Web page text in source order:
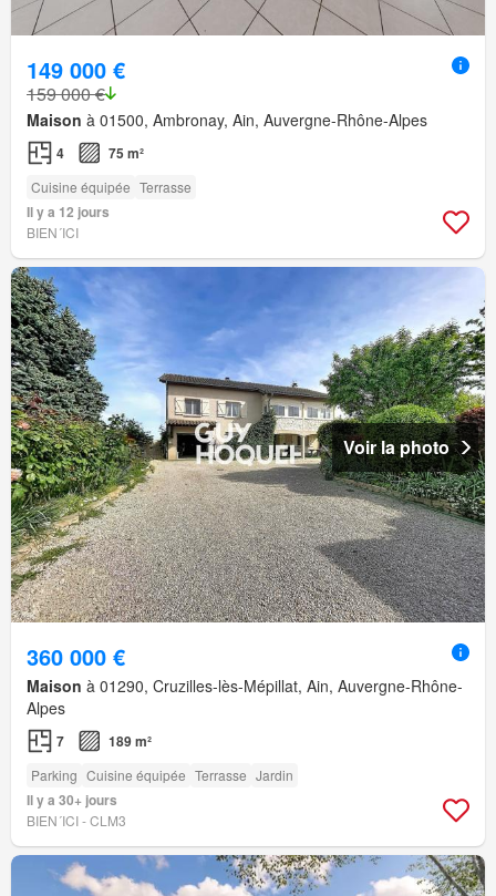
149 000 €
159 000 €
Maison à 01500, Ambronay, Ain, Auvergne-Rhône-Alpes
4 75 m²
Cuisine équipée Terrasse
Il y a 12 jours
BIEN´ICI
Voir la photo
360 000 €
Maison à 01290, Cruzilles-lès-Mépillat, Ain, Auvergne-Rhône-
Alpes
7 189 m²
Parking Cuisine équipée Terrasse Jardin
Il y a 30+ jours
BIEN´ICI - CLM3